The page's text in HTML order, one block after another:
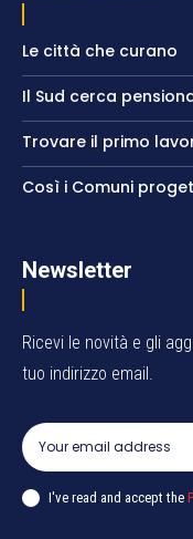
Le città che curano
Il Sud cerca
Trovare il primo
Così i Comuni
Newsletter
Ricevi le novità e gli
tuo indirizzo email.
I've read and accept the